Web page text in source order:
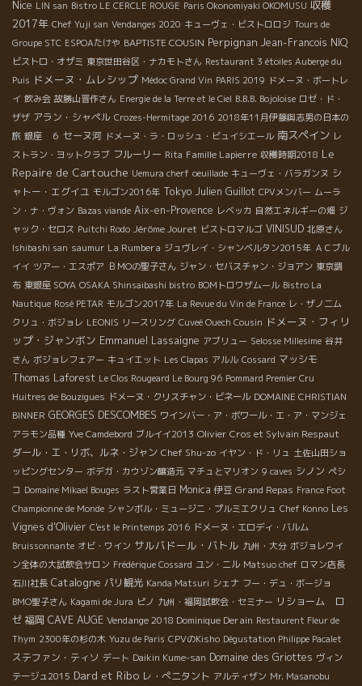
Nice LIN san Bistro LE CERCLE ROUGE Paris Okonomiyaki OKOMUSU 収穫
2017年 Chef Yuji san Vendanges 2020 キューヴェ・ビストロロジ Tours de
Groupe STC ESPOAたけや BAPTISTE COUSIN Perpignan Jean-Francois NIQ
ビストロ・オザミ 東京世田谷区・ナカモトさん Restaurant 3 étoiles Auberge du
Puis ドメーヌ・ムレシップ Médoc Grand Vin PARIS 2019 ドメーヌ・ボートレ
イ 飲み会 故勝山晋作さん Energie de la Terre et le Ciel B.B.B. Bojoloise ロゼ・ド・
ザザ アラン・シャペル Crozes-Hermitage 2016 2018年11月伊藤與志男の日本の
旅 銀座 ６ セーヌ河 ドメーヌ・ラ・ロッシュ・ビュイシエール 南スペイン レ
ストラン・ヨットクラブ フルーリー Rita Famille Lapierre 収穫時期2018 Le
Repaire de Cartouche Uemura cherf oeuillade キューヴェ・バラガンヌ シ
ャトー・エグイユ モルゴン2016年 Tokyo Julien Guillot CPVメンバー ムーラ
ン・ナ・ヴォン Bazas viande Aix-en-Provence レベッカ 自然エネルギーの畑 ジ
ャック・セロス Puitchi Rodo Jérôme Jouret ビストロマルゴ VINISUD 北原さん
Ishibashi san saumur La Rumbera ジュヴレイ・シャンベルタン2015年 ＡＣブル
イイ ツアー・エスポア ＢＭОの聖子さん ジャン・セバスチャン・ジョアン 東京調
布 東銀座 SOYA OSAKA Shinsaibashi bistro BOMトロワザムール Bistro La
Nautique Rosé PETAR モルゴン2017年 La Revue du Vin de France レ・ザノ二ム
クリュ・ボジョレ LEONIS リースリング Cuveé Ouech Cousin ドメーヌ・フィリ
ップ・ジャンボン Emmanuel Lassaigne アブリュー Selosse Millesime 谷井
さん ボジョレフェアー キュイエット Les Clapas アルル Cossard マッシモ
Thomas Laforest Le Clos Rougeard Le Bourg 96 Pommard Premier Cru
Huitres de Bouzigues ドメーヌ・クリスチャン・ビネール DOMAINE CHRISTIAN
BINNER GEORGES DESCOMBES ワインバー・ア・ボワール・エ・ア・マンジェ
アラモン品種 Yve Camdebord ブルイイ2013 Olivier Cros et Sylvain Respaut
ダール・エ・リボ、ルネ・ジャン Chef Shu-zo イヤン・ド・リュ 土佐山田ショ
ッピングセンター ボデガ・カウゾン醸造元 マチュとマリオン 9 caves シノン ペシ
コ Domaine Mikael Bouges ラスト営業日 Monica 伊豆 Grand Repas France Foot
Championne de Monde シャンボル・ミュージニ・プルミエクリュ Chef Konno Les
Vignes d'Olivier C'est le Printemps 2016 ドメーヌ・エロディ・バルム
Bruissonnante オビ・ワイン サルバドール・バトル 九州・大分 ボジョレワイ
ン全体の大試飲会サロン Frédérique Cossard ユン・ニル Matsuo chef ロマン店長
石川社長 Catalogne パリ観光 Kanda Matsuri シェナ フー・デュ・ボージョ
BMO聖子さん Kagami de Jura ピノ 九州・福岡試飲会・セミナー リショーム ロ
ゼ 福岡 CAVE AUGE Vendange 2018 Dominique Derain Restaurent Fleur de
Thym 2300年の杉の木 Yuzu de Paris CPVのKisho Dégustation Philippe Pacalet
ステファン・ティソ デート Daikin Kume-san Domaine des Griottes ヴィン
テージュ2015 Dard et Ribo レ・ぺニタント アルティザン Mr. Masanobu